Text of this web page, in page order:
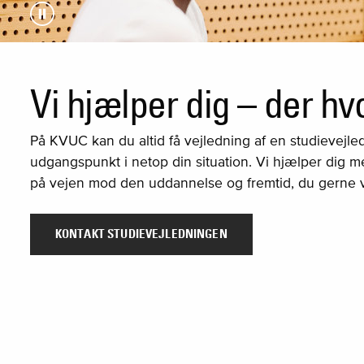
Et væld af muligheder for
På KVUC tilbyder vi både voksen- og
og hjælper dig godt videre med netop den fremtid,
Vi hjælper dig – der
På KVUC kan du altid få vejledning af en
udgangspunkt i netop din situation. Vi hjælper dig
på vejen mod den uddannelse og fremtid, du gerne
KONTAKT STUDIEVEJLEDNINGEN
Er du ny på KVUC?
Vi har samlet praktisk info til dig der skal starte på
faciliteter, bøger, udstyr og andet.